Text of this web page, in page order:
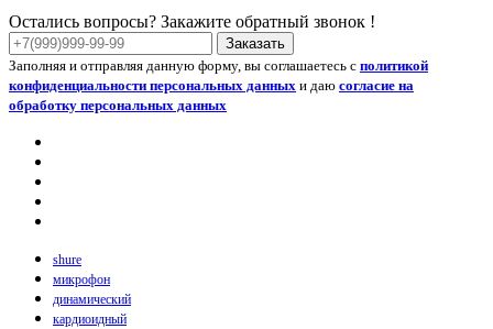
Остались вопросы? Закажите обратный звонок !
Заказать
Заполняя и отправляя данную форму, вы соглашаетесь с политикой
конфиденциальности персональных данных и даю согласие на
обработку персональных данных
shure
микрофон
динамический
кардиоидный